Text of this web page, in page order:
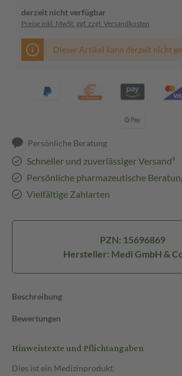
derzeit nicht verfügbar
Preise inkl. MwSt. ggf. zzgl. Versandkosten
Dieser Artikel kann derzeit nicht
Persönliche Beratung
Schneller und zuverlässiger Versand³
Persönliche pharmazeutische
Vielfältige Zahlarten
PZN: 15696869
Hersteller: Medi GmbH &
Beschreibung
Bewertungen
Hinweistexte und Pflichtangaben
Dies ist ein Medizinprodukt.